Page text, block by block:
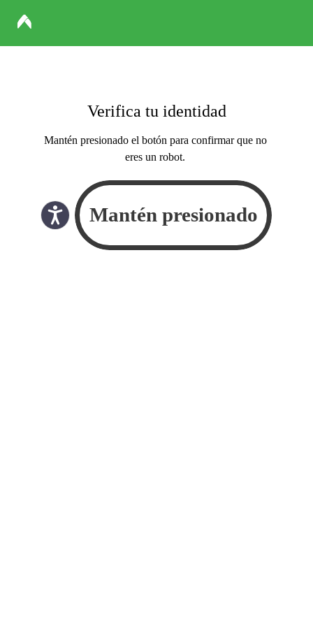
Verifica tu identidad
Mantén presionado el botón para confirmar que no
eres un robot.